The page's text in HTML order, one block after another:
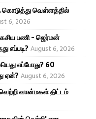
கொடுத்து வெள்ளத்தில்
6, 2026
பணி - ஜெர்மன்
எப்படி? August 6, 2026
எப்போது? 60
ஏன்? August 6, 2026
வான்மகள் திட்டம்